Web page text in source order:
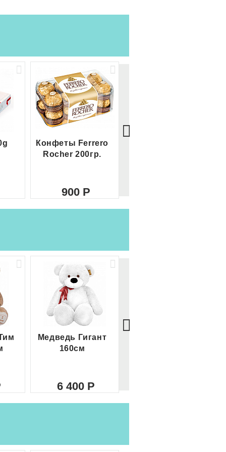
Конфеты Ferrero
Rocher 200гр.
900
Медведь Гигант
160см
6 400